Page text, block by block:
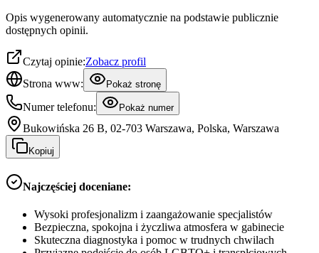
Opis wygenerowany automatycznie na podstawie publicznie
dostępnych opinii.
Czytaj opinie:Zobacz profil
Strona www:
Pokaż stronę
Numer telefonu: Pokaż numer
Bukowińska 26 B, 02-703 Warszawa, Polska, Warszawa
Kopiuj
Najczęściej doceniane:
Wysoki profesjonalizm i zaangażowanie specjalistów
Bezpieczna, spokojna i życzliwa atmosfera w gabinecie
Skuteczna diagnostyka i pomoc w trudnych chwilach